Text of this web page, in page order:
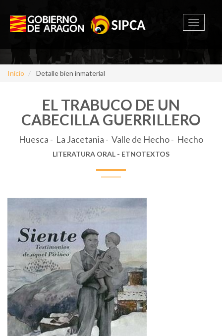
Toggle
Inicio Detalle bien inmaterial
EL TRABUCO DE UN
CABECILLA GUERRILLERO
Huesca - La Jacetania - Valle de Hecho - Hecho
LITERATURA ORAL - ETNOTEXTOS